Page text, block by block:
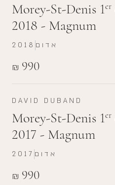
Morey-St-Denis 1er
2018 - Magnum
₪ 990
2018 אדום
DAVID DUBAND
Morey-St-Denis 1er
2017 - Magnum
₪ 990
2017 אדום